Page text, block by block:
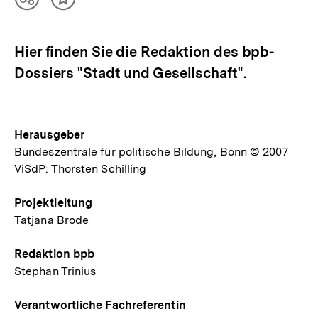
TeilenInhalt
Hier finden Sie die Redaktion des bpb-
Dossiers "Stadt und Gesellschaft".
Herausgeber
Bundeszentrale für politische Bildung, Bonn © 2007
ViSdP: Thorsten Schilling
Projektleitung
Tatjana Brode
Redaktion bpb
Stephan Trinius
Verantwortliche Fachreferentin